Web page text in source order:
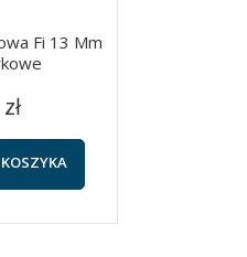
Fi 13 Mm